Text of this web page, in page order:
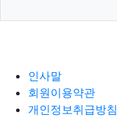
인사말
회원이용약관
개인정보취급방침